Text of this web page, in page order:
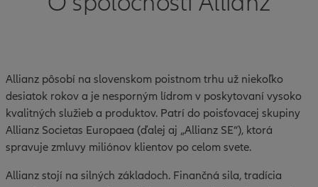
Allianz pôsobí na slovenskom poistnom trhu už niekoľko
desiatok rokov a je nesporným lídrom v poskytovaní vysoko
kvalitných služieb a produktov. Patrí do poisťovacej skupiny
Allianz Societas Europaea (ďalej aj „Allianz SE“), ktorá
spravuje zmluvy miliónov klientov po celom svete.
Allianz stojí na silných základoch. Finančná sila, tradícia